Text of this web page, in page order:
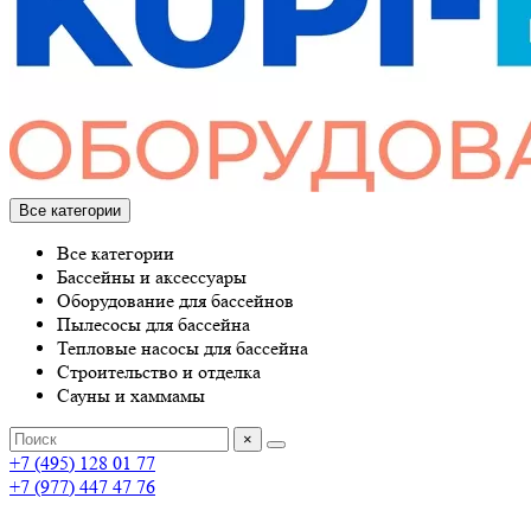
Все категории
Все категории
Бассейны и аксессуары
Оборудование для бассейнов
Пылесосы для бассейна
Тепловые насосы для бассейна
Строительство и отделка
Сауны и хаммамы
×
+7 (495) 128 01 77
+7 (977) 447 47 76